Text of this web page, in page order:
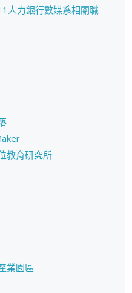
人力銀行數媒系相關職
教育研究所
業園區